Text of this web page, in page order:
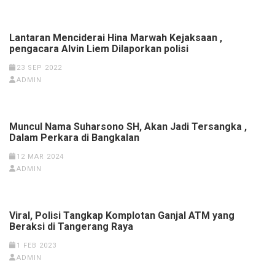
Lantaran Menciderai Hina Marwah Kejaksaan ,
pengacara Alvin Liem Dilaporkan polisi
23 SEP 2022
ADMIN
Muncul Nama Suharsono SH, Akan Jadi Tersangka ,
Dalam Perkara di Bangkalan
12 MAR 2024
ADMIN
Viral, Polisi Tangkap Komplotan Ganjal ATM yang
Beraksi di Tangerang Raya
1 FEB 2023
ADMIN